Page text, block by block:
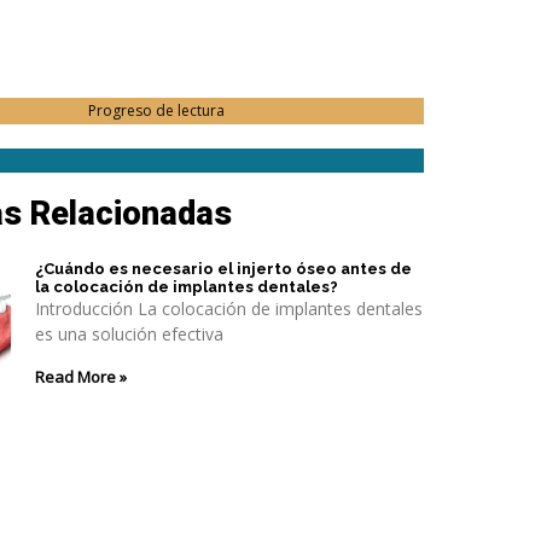
Progreso de lectura
Relacionadas
¿Cuándo es necesario el injerto óseo antes de
la colocación de implantes dentales?
Introducción La colocación de implantes dentales
es una solución efectiva
Read More »